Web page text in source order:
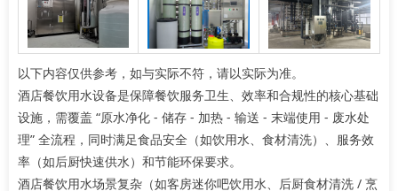
以下内容仅供参考，如与实际不符，请以实际为准。
酒店餐饮用水设备是保障餐饮服务卫生、效率和合规性的核心基础
设施，需覆盖 “原水净化 - 储存 - 加热 - 输送 - 末端使用 - 废水处
理” 全流程，同时满足食品安全（如饮用水、食材清洗）、服务效
率（如后厨快速供水）和节能环保要求。
酒店餐饮用水场景复杂（如客房迷你吧饮用水、后厨食材清洗 / 烹